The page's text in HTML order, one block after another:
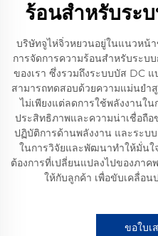
ร้อนสำหรับระ
บริษัทจูไห่จิ่วหยวนอยู่ในแนวห
การจัดการความร้อนสำหรับระบ
ของเรา ซึ่งรวมถึงระบบบัส DC
สามารถทดสอบด้วยความแม่นยำ
ไม่เพียงแต่ลดการใช้พลังงานใ
ประสิทธิภาพและความน่าเชื่อถือ
ปฏิบัติการด้านพลังงาน และระบ
ในการวิจัยและพัฒนาทำให้มั่นใ
ต้องการที่เปลี่ยนแปลงไปของภา
ให้กับลูกค้า เพื่อขับเคลื่อ
ขอใบเ